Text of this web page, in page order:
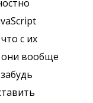
с их
вообще